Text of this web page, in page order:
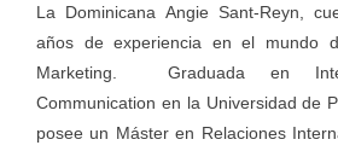
La Dominicana Angie Sant-Reyn,
años de experiencia en el mundo
Marketing. Graduada en
Communication en la Universidad de
posee un Máster en Relaciones